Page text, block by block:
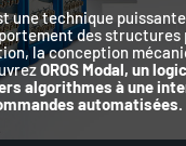
une technique
des structures
la conception
OROS Modal, un
algorithmes à une
automatisées.